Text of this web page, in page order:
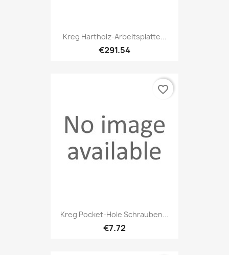
Kreg Hartholz-Arbeitsplatte...
€291.54
Kreg Pocket-Hole Schrauben...
€7.72
favorite_border